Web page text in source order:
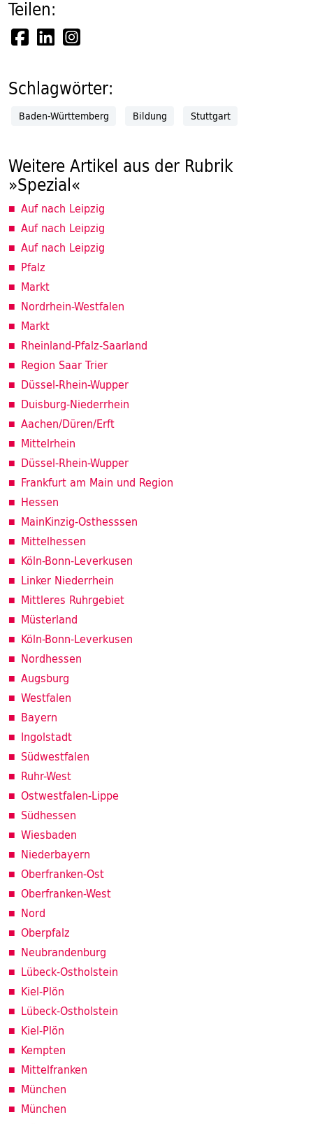
Teilen:
Schlagwörter:
Baden-Württemberg Bildung Stuttgart
Weitere Artikel aus der Rubrik
»Spezial«
Auf nach Leipzig
Auf nach Leipzig
Auf nach Leipzig
Pfalz
Markt
Nordrhein-Westfalen
Markt
Rheinland-Pfalz-Saarland
Region Saar Trier
Düssel-Rhein-Wupper
Duisburg-Niederrhein
Aachen/Düren/Erft
Mittelrhein
Düssel-Rhein-Wupper
Frankfurt am Main und Region
Hessen
MainKinzig-Osthesssen
Mittelhessen
Köln-Bonn-Leverkusen
Linker Niederrhein
Mittleres Ruhrgebiet
Müsterland
Köln-Bonn-Leverkusen
Nordhessen
Augsburg
Westfalen
Bayern
Ingolstadt
Südwestfalen
Ruhr-West
Ostwestfalen-Lippe
Südhessen
Wiesbaden
Niederbayern
Oberfranken-Ost
Oberfranken-West
Nord
Oberpfalz
Neubrandenburg
Lübeck-Ostholstein
Kiel-Plön
Lübeck-Ostholstein
Kiel-Plön
Kempten
Mittelfranken
München
München